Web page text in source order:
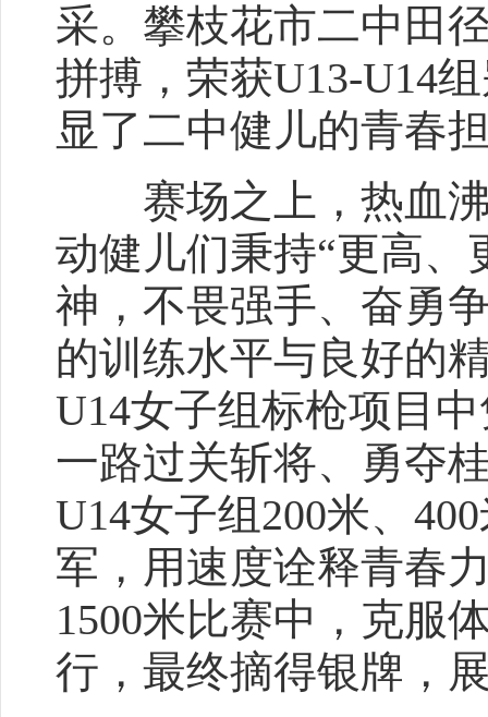
采。攀枝花市二中田
拼搏，荣获U13-U14
显了二中健儿的青春
赛场之上，热血沸
动健儿们秉持“更高、
神，不畏强手、奋勇
的训练水平与良好的
U14女子组标枪项目
一路过关斩将、勇夺
U14女子组200米、
军，用速度诠释青春
1500米比赛中，克服
行，最终摘得银牌，